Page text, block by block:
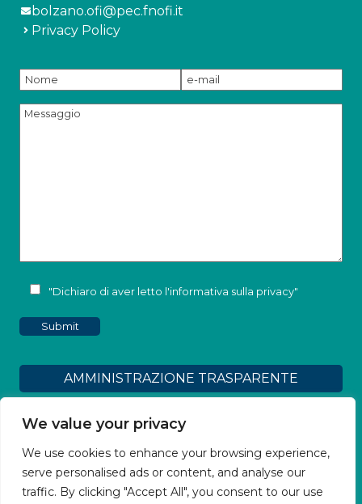
We value your privacy
We use cookies to enhance your browsing experience,
serve personalised ads or content, and analyse our
traffic. By clicking "Accept All", you consent to our use
bolzano.ofi@pec.fnofi.it
Privacy Policy
"Dichiaro di aver letto l'informativa sulla privacy"
AMMINISTRAZIONE TRASPARENTE
Dichiarazione di accessibilità
Obiettivi Accessibilità